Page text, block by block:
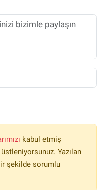
kabul etmiş
Yazılan
şekilde sorumlu